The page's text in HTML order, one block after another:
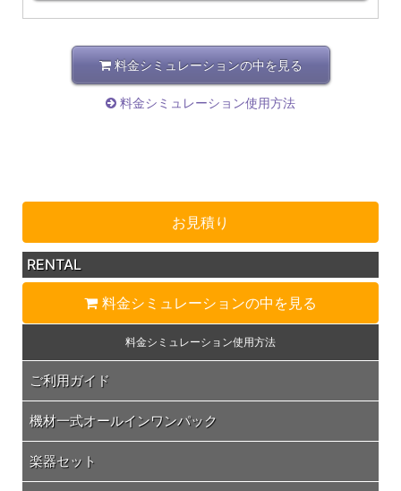
料金シミュレーションの中を見る
料金シミュレーション使用方法
お見積り
RENTAL
料金シミュレーションの中を見る
料金シミュレーション使用方法
ご利用ガイド
機材一式オールインワンパック
楽器セット